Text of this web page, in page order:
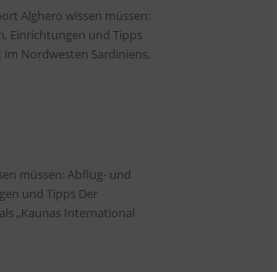
Alghero wissen müssen:
Einrichtungen und Tipps
im Nordwesten Sardiniens,
und Tipps Der
„Kaunas International